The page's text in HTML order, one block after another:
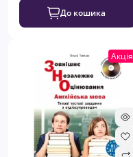
До кошика
Акція